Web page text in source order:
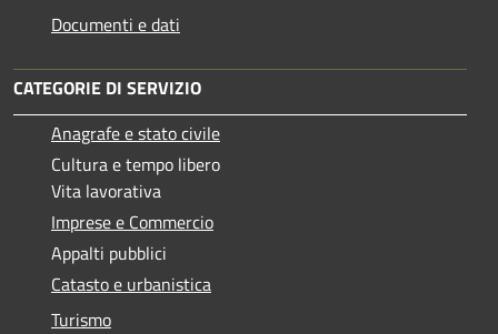
Documenti e dati
CATEGORIE DI SERVIZIO
Anagrafe e stato civile
Cultura e tempo libero
Vita lavorativa
Imprese e Commercio
Appalti pubblici
Catasto e urbanistica
Turismo